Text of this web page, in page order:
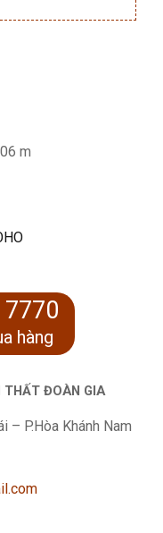
m
hàng
THẤT ĐOÀN GIA
P.Hòa Khánh Nam